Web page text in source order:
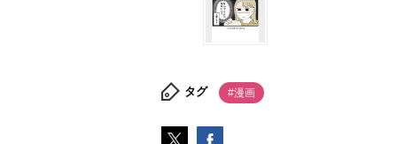
タグ #漫画